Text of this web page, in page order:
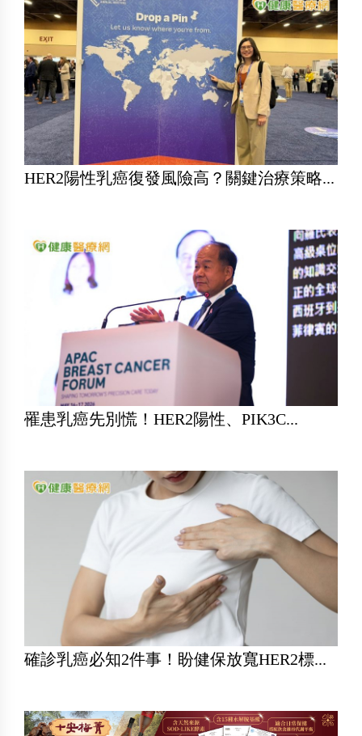
HER2陽性乳癌復發風險高？關鍵治療策略...
罹患乳癌先別慌！HER2陽性、PIK3C...
確診乳癌必知2件事！盼健保放寬HER2標...